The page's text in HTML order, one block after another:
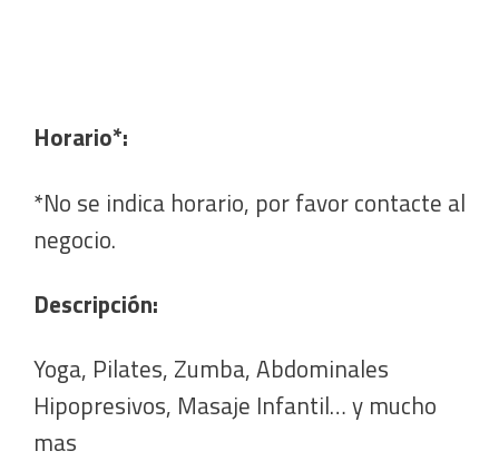
Horario*:
*No se indica horario, por favor contacte al
negocio.
Descripción:
Yoga, Pilates, Zumba, Abdominales
Hipopresivos, Masaje Infantil… y mucho
mas